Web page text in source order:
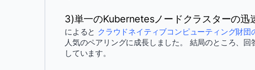
3)単一のKubernetesノードクラスターの迅
によると クラウドネイティブコンピューティング財団
人気のペアリングに成長しました。 結局のところ、
しています。